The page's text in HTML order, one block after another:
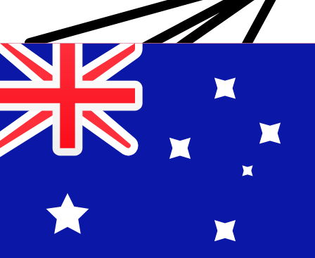
Transferts d'argent internationaux avec Xe